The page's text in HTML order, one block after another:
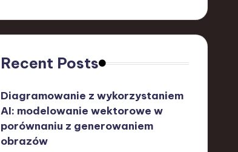
Recent Posts
Diagramowanie z wykorzystaniem
AI: modelowanie wektorowe w
porównaniu z generowaniem
obrazów